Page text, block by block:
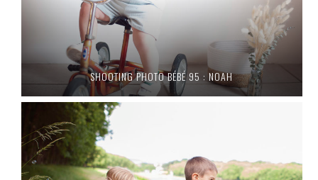
SHOOTING PHOTO BÉBÉ 95 : NOAH